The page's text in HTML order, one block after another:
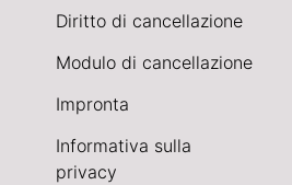
Diritto di cancellazione
Modulo di cancellazione
Impronta
Informativa sulla
privacy